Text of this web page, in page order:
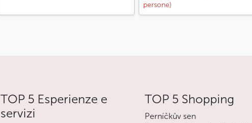
persone)
TOP 5 Esperienze e
servizi
TOP 5 Shopping
Perníčkův sen